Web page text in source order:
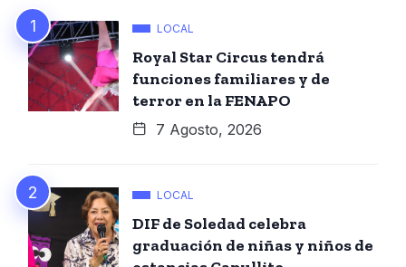
LOCAL
Royal Star Circus tendrá
funciones familiares y de
terror en la FENAPO
7 Agosto, 2026
LOCAL
DIF de Soledad celebra
graduación de niñas y niños de